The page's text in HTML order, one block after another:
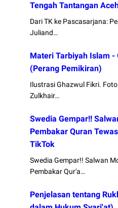
Tengah Tantangan
Dari TK ke Pascasarjana:
Juliand…
Materi Tarbiyah Islam -
(Perang Pemikiran)
Ilustrasi Ghazwul Fikri.
Zulkhair…
Swedia Gempar!!
Pembakar Quran
TikTok
Swedia Gempar!! Salwan
Pembakar Qur'a…
Penjelasan tentang